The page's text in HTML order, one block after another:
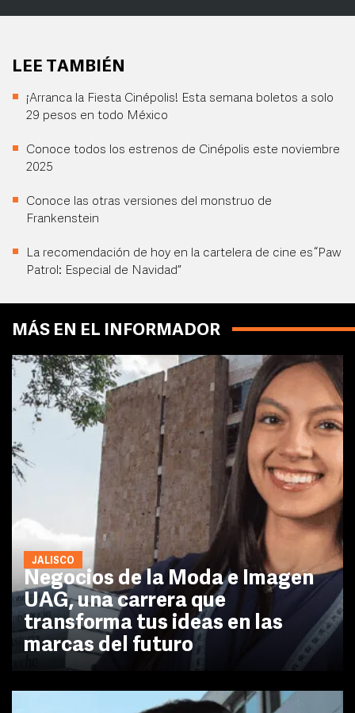
LEE TAMBIÉN
¡Arranca la Fiesta Cinépolis! Esta semana boletos a solo
29 pesos en todo México
Conoce todos los estrenos de Cinépolis este noviembre
2025
Conoce las otras versiones del monstruo de
Frankenstein
La recomendación de hoy en la cartelera de cine es “Paw
Patrol: Especial de Navidad”
MÁS EN EL INFORMADOR
JALISCO
Negocios de la Moda e Imagen
UAG, una carrera que
transforma tus ideas en las
marcas del futuro